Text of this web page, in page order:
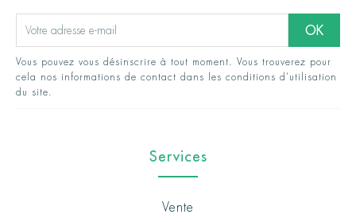
Vous pouvez vous désinscrire à tout moment. Vous trouverez pour
cela nos informations de contact dans les conditions d'utilisation
du site.
Services
Vente